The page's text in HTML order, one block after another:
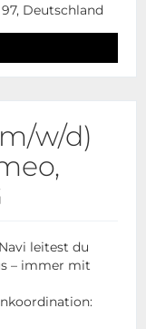
Deutschland
w/d)
leitest du
– immer mit